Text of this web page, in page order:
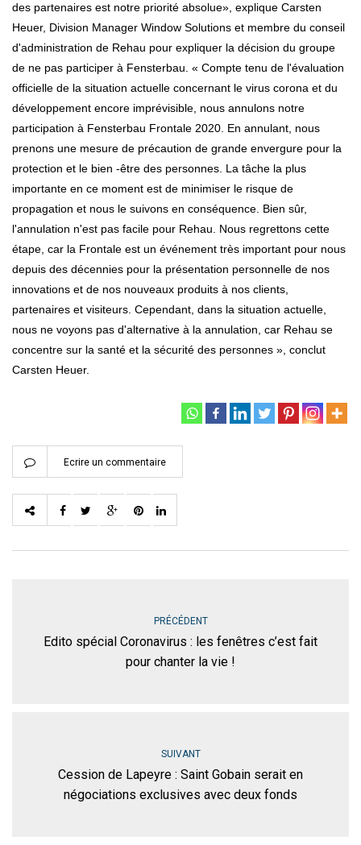
des partenaires est notre priorité absolue», explique Carsten
Heuer, Division Manager Window Solutions et membre du conseil
d'administration de Rehau pour expliquer la décision du groupe
de ne pas participer à Fensterbau. « Compte tenu de l'évaluation
officielle de la situation actuelle concernant le virus corona et du
développement encore imprévisible, nous annulons notre
participation à Fensterbau Frontale 2020. En annulant, nous
prenons une mesure de précaution de grande envergure pour la
protection et le bien -être des personnes. La tâche la plus
importante en ce moment est de minimiser le risque de
propagation et nous le suivons en conséquence. Bien sûr,
l'annulation n'est pas facile pour Rehau. Nous regrettons cette
étape, car la Frontale est un événement très important pour nous
depuis des décennies pour la présentation personnelle de nos
innovations et de nos nouveaux produits à nos clients,
partenaires et visiteurs. Cependant, dans la situation actuelle,
nous ne voyons pas d'alternative à la annulation, car Rehau se
concentre sur la santé et la sécurité des personnes », conclut
Carsten Heuer.
Ecrire un commentaire
PRÉCÉDENT
Edito spécial Coronavirus : les fenêtres c’est fait
pour chanter la vie !
SUIVANT
Cession de Lapeyre : Saint Gobain serait en
négociations exclusives avec deux fonds